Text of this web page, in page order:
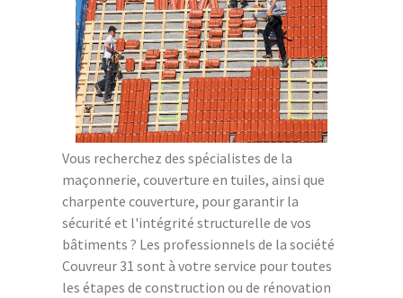
Vous recherchez des spécialistes de la
maçonnerie, couverture en tuiles, ainsi que
charpente couverture, pour garantir la
sécurité et l'intégrité structurelle de vos
bâtiments ? Les professionnels de la société
Couvreur 31 sont à votre service pour toutes
les étapes de construction ou de rénovation